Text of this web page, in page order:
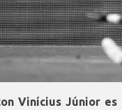
Vinícius Júnior